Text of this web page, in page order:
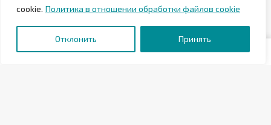
cookie. Политика в отношении обработки файлов cookie
Отклонить Принять
Государственное предприятие «Аква-Минск»